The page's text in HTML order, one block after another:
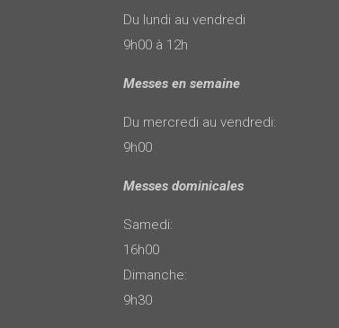
Du lundi au vendredi
9h00 à 12h
Messes en semaine
Du mercredi au vendredi:
9h00
Messes dominicales
Samedi:
16h00
Dimanche:
9h30